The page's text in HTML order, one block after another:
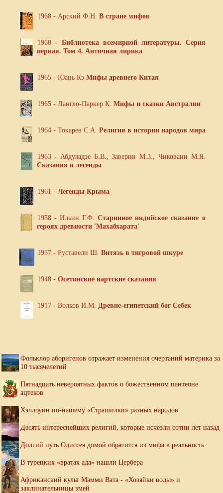
1968 - Арский Ф.Н. В стране мифов
1968 - Библиотека всемирной литературы. Серия
первая. Том 4. Античная лирика
1965 - Юань Кэ Мифы древнего Китая
1965 - Лангло-Паркер К. Мифы и сказки Австралии
1964 - Токарев С.А. Религия в истории народов мира
1963 - Абдуладзе Б.В., Заверин М.З., Чиковани М.Я.
Сказания и легенды
1961 - Легенды Крыма
1958 - Ильин Г.Ф.Старинное индийское сказание о
героях древности 'Махабхарата'
1957 - Руставели Ш. Витязь в тигровой шкуре
1948 - Осетинские нартские сказания
1917 - Волков И.М. Древне-египетский бог Себек
Фольклор аборигенов отражает изменения очертаний материка за
10 тысячелетий
Пятнадцать невероятных фактов о божественном пантеоне
ацтеков
Хэллоуин по-нашему «Страшилки» разных народов
Десять интереснейших религий, которые исчезли сотни лет назад
Долгий путь Одиссея домой обратится из мифа в реальность
В турецких «вратах ада» нашли Цербера
Африканский культ Мамми Вата - «Хозяйки воды» и
заклинательницы змей